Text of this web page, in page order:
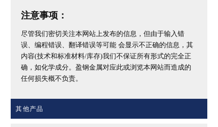
注意事项：
尽管我们密切关注本网站上发布的信息，但由于输入错
误、编程错误、翻译错误等可能 会显示不正确的信息，其
内容(技术和标准材料/库存)我们不保证所有形式的完全正
确，如化学成分。盈钢金属对应此或浏览本网站而造成的
任何损失概不负责。
其他产品